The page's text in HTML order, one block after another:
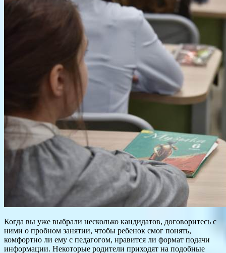
Когда вы уже выбрали несколько кандидатов, договоритесь с
ними о пробном занятии, чтобы ребенок смог понять,
комфортно ли ему с педагогом, нравится ли формат подачи
информации. Некоторые родители приходят на подобные